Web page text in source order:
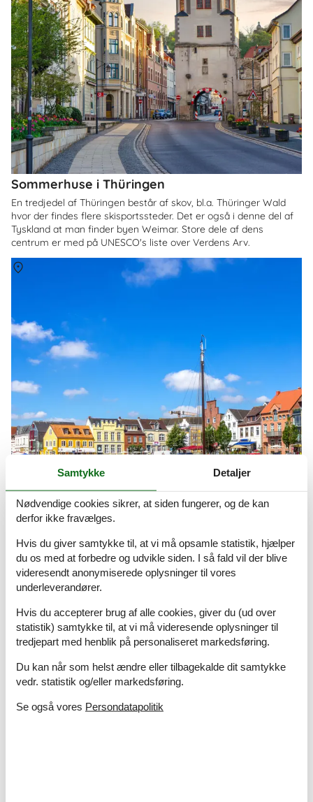
Sommerhuse i Thüringen
En tredjedel af Thüringen består af skov, bl.a. Thüringer Wald
hvor der findes flere skisportssteder. Det er også i denne del af
Tyskland at man finder byen Weimar. Store dele af dens
centrum er med på UNESCO's liste over Verdens Arv.
Sommerhuse i Schleswig-Holstein
Den nordligste del af Tyskland byder på en perlerække af
badesteder ved både Nordsøen og Østersøen. Hovedstaden er
gør Flensburg. Lübeck blev en rig by på grund af handel, og har
bevaret sit middeladerlig udseende; den er helt klar en udflugt
værd.
Schleswig-Holstein
OmSachsen
Samtykke Detaljer
Nødvendige cookies sikrer, at siden fungerer, og de kan
derfor ikke fravælges.
Hvis du giver samtykke til, at vi må opsamle statistik, hjælper
du os med at forbedre og udvikle siden. I så fald vil der blive
videresendt anonymiserede oplysninger til vores
underleverandører.
Hvis du accepterer brug af alle cookies, giver du (ud over
statistik) samtykke til, at vi må videresende oplysninger til
tredjepart med henblik på personaliseret markedsføring.
Du kan når som helst ændre eller tilbagekalde dit samtykke
vedr. statistik og/eller markedsføring.
Se også vores Persondatapolitik